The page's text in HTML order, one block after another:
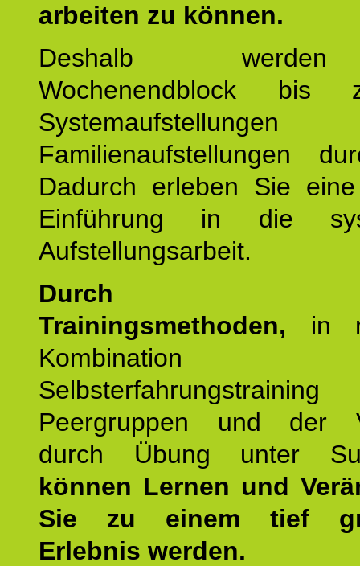
arbeiten zu können.
Deshalb
Wochenendblock bis
Familienaufstellungen
Dadurch erleben Sie
Einführung in die
Aufstellungsarbeit.
Durch
Trainingsmethoden, in
Peergruppen und der
durch Übung unter
können Lernen und
Sie zu einem tief
Erlebnis werden.